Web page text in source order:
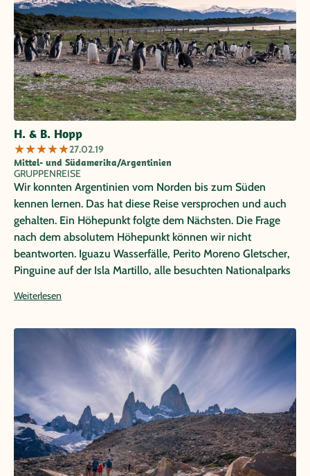
H. & B. Hopp
★★★★★27.02.19
Mittel- und Südamerika/Argentinien
GRUPPENREISE
Wir konnten Argentinien vom Norden bis zum Süden
kennen lernen. Das hat diese Reise versprochen und auch
gehalten. Ein Höhepunkt folgte dem Nächsten. Die Frage
nach dem absolutem Höhepunkt können wir nicht
beantworten. Iguazu Wasserfälle, Perito Moreno Gletscher,
Pinguine auf der Isla Martillo, alle besuchten Nationalparks
unterschiedliche Landschaft.......Es war ein unvergesslicher
beigetragen. Vielen Dank ;-)
Weiterlesen